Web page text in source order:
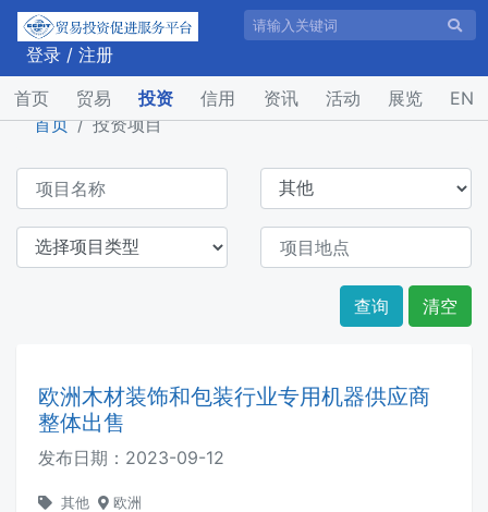
登录 / 注册
首页(current)
贸易 投资 信用 资讯 活动 展览
EN
首页
投资项目
查询 清空
欧洲木材装饰和包装行业专用机器供应商
整体出售
发布日期： 2023-09-12
其他 欧洲